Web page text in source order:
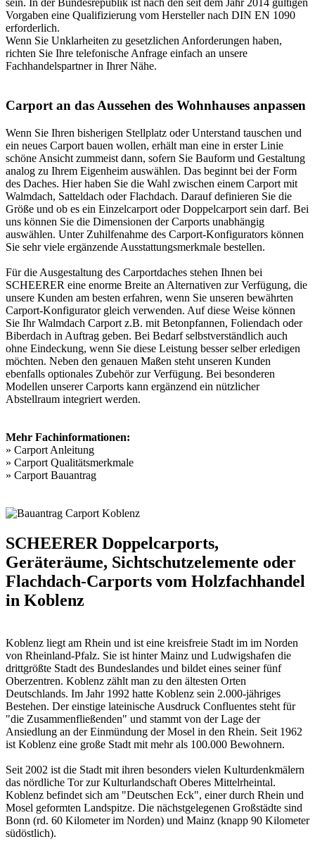
Vorgaben eine Qualifizierung vom Hersteller nach DIN EN 1090
erforderlich.
Wenn Sie Unklarheiten zu gesetzlichen Anforderungen haben,
richten Sie Ihre telefonische Anfrage einfach an unsere
Fachhandelspartner in Ihrer Nähe.
Carport an das Aussehen des Wohnhauses anpassen
Wenn Sie Ihren bisherigen Stellplatz oder Unterstand tauschen und
ein neues Carport bauen wollen, erhält man eine in erster Linie
schöne Ansicht zummeist dann, sofern Sie Bauform und Gestaltung
analog zu Ihrem Eigenheim auswählen. Das beginnt bei der Form
des Daches. Hier haben Sie die Wahl zwischen einem Carport mit
Walmdach, Satteldach oder Flachdach. Darauf definieren Sie die
Größe und ob es ein Einzelcarport oder Doppelcarport sein darf. Bei
uns können Sie die Dimensionen der Carports unabhängig
auswählen. Unter Zuhilfenahme des Carport-Konfigurators können
Sie sehr viele ergänzende Ausstattungsmerkmale bestellen.
Für die Ausgestaltung des Carportdaches stehen Ihnen bei
SCHEERER eine enorme Breite an Alternativen zur Verfügung, die
unsere Kunden am besten erfahren, wenn Sie unseren bewährten
Carport-Konfigurator gleich verwenden. Auf diese Weise können
Sie Ihr Walmdach Carport z.B. mit Betonpfannen, Foliendach oder
Biberdach in Auftrag geben. Bei Bedarf selbstverständlich auch
ohne Eindeckung, wenn Sie diese Leistung besser selber erledigen
möchten. Neben den genauen Maßen steht unseren Kunden
ebenfalls optionales Zubehör zur Verfügung. Bei besonderen
Modellen unserer Carports kann ergänzend ein nützlicher
Abstellraum integriert werden.
Mehr Fachinformationen:
» Carport Anleitung
» Carport Qualitätsmerkmale
» Carport Bauantrag
SCHEERER Doppelcarports,
Geräteräume, Sichtschutzelemente oder
Flachdach-Carports vom Holzfachhandel
in Koblenz
Koblenz liegt am Rhein und ist eine kreisfreie Stadt im im Norden
von Rheinland-Pfalz. Sie ist hinter Mainz und Ludwigshafen die
drittgrößte Stadt des Bundeslandes und bildet eines seiner fünf
Oberzentren. Koblenz zählt man zu den ältesten Orten
Deutschlands. Im Jahr 1992 hatte Koblenz sein 2.000-jähriges
Bestehen. Der einstige lateinische Ausdruck Confluentes steht für
"die Zusammenfließenden" und stammt von der Lage der
Ansiedlung an der Einmündung der Mosel in den Rhein. Seit 1962
ist Koblenz eine große Stadt mit mehr als 100.000 Bewohnern.
Seit 2002 ist die Stadt mit ihren besonders vielen Kulturdenkmälern
das nördliche Tor zur Kulturlandschaft Oberes Mittelrheintal.
Koblenz befindet sich am "Deutschen Eck", einer durch Rhein und
Mosel geformten Landspitze. Die nächstgelegenen Großstädte sind
Bonn (rd. 60 Kilometer im Norden) und Mainz (knapp 90 Kilometer
südöstlich).